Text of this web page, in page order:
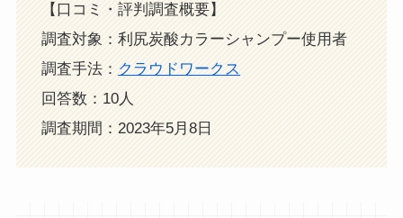
【口コミ・評判調査概要】
調査対象：利尻炭酸カラーシャンプー使用者
調査手法： クラウドワークス
回答数：10人
調査期間：2023年5月8日